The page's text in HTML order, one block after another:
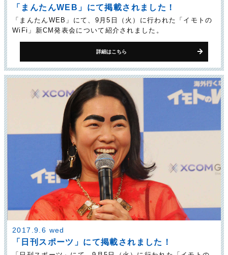
「まんたんWEB」にて掲載されました！
「まんたんWEB」にて、9月5日（火）に行われた「イモトの
WiFi」新CM発表会について紹介されました。
詳細はこちら
2017.9.6 wed
「日刊スポーツ」にて掲載されました！